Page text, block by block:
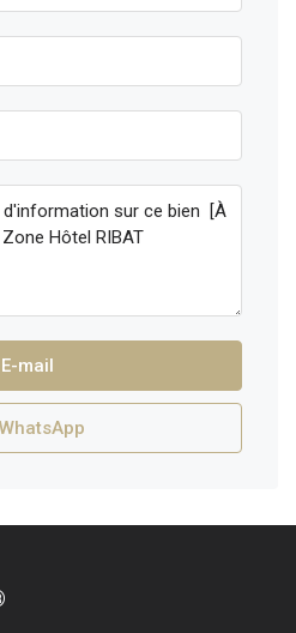
E-mail
WhatsApp